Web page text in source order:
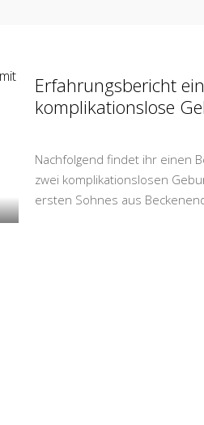
Erfahrungsbericht
komplikationslose
Nachfolgend findet ihr einen
zwei komplikationslosen
ersten Sohnes aus